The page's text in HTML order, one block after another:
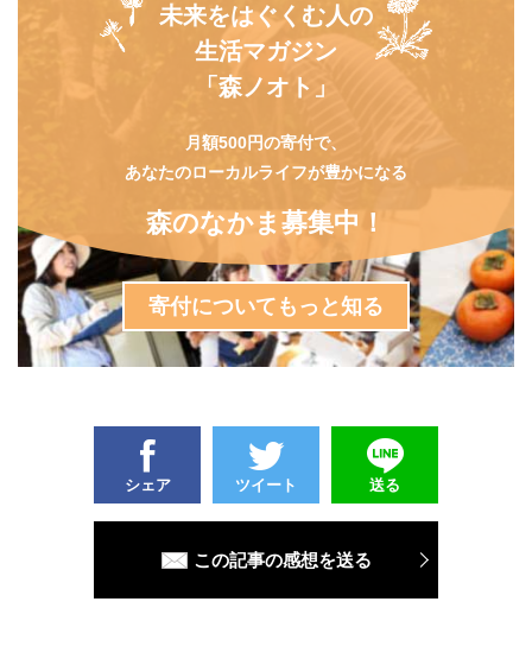
未来をはぐくむ人の
生活マガジン
「森ノオト」
月額500円の寄付で、
あなたのローカルライフが豊かになる
森のなかま募集中！
寄付についてもっと知る
シェア ツイート 送る
この記事の感想を送る